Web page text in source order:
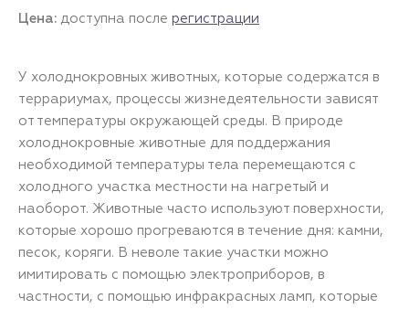
Цена: доступна после регистрации
У холоднокровных животных, которые содержатся в
террариумах, процессы жизнедеятельности зависят
от температуры окружающей среды. В природе
холоднокровные животные для поддержания
необходимой температуры тела перемещаются с
холодного участка местности на нагретый и
наоборот. Животные часто используют поверхности,
которые хорошо прогреваются в течение дня: камни,
песок, коряги. В неволе такие участки можно
имитировать с помощью электроприборов, в
частности, с помощью инфракрасных ламп, которые